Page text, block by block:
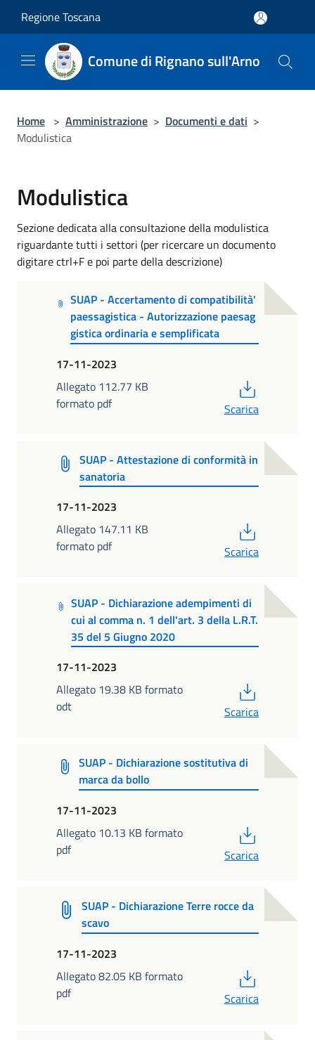
Regione Toscana
Comune di Rignano sull'Arno
Home > Amministrazione > Documenti e dati >
Modulistica
Modulistica
Sezione dedicata alla consultazione della modulistica
riguardante tutti i settori (per ricercare un documento
digitare ctrl+F e poi parte della descrizione)
SUAP - Accertamento di compatibilità'
paessagistica - Autorizzazione paesag
gistica ordinaria e semplificata
17-11-2023
Allegato 112.77 KB
formato pdf
Scarica
SUAP - Attestazione di conformità in
sanatoria
17-11-2023
Allegato 147.11 KB
formato pdf
Scarica
SUAP - Dichiarazione adempimenti di
cui al comma n. 1 dell'art. 3 della L.R.T.
35 del 5 Giugno 2020
17-11-2023
Allegato 19.38 KB formato
odt
Scarica
SUAP - Dichiarazione sostitutiva di
marca da bollo
17-11-2023
Allegato 10.13 KB formato
pdf
Scarica
SUAP - Dichiarazione Terre rocce da
scavo
17-11-2023
Allegato 82.05 KB formato
pdf
Scarica